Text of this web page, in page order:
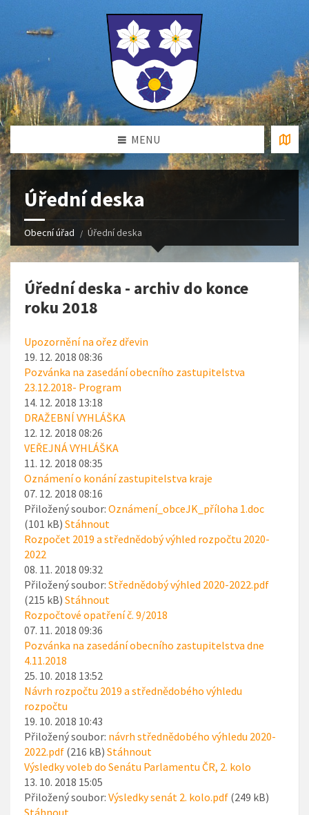
MENU
Úřední deska
Obecní úřad Úřední deska
Úřední deska - archiv do konce
roku 2018
Upozornění na ořez dřevin
19. 12. 2018 08:36
Pozvánka na zasedání obecního zastupitelstva
23.12.2018- Program
14. 12. 2018 13:18
DRAŽEBNÍ VYHLÁŠKA
12. 12. 2018 08:26
VEŘEJNÁ VYHLÁŠKA
11. 12. 2018 08:35
Oznámení o konání zastupitelstva kraje
07. 12. 2018 08:16
Přiložený soubor: Oznámení_obceJK_příloha 1.doc
(101 kB) Stáhnout
Rozpočet 2019 a střednědobý výhled rozpočtu 2020-
2022
08. 11. 2018 09:32
Přiložený soubor: Střednědobý výhled 2020-2022.pdf
(215 kB) Stáhnout
Rozpočtové opatření č. 9/2018
07. 11. 2018 09:36
Pozvánka na zasedání obecního zastupitelstva dne
4.11.2018
25. 10. 2018 13:52
Návrh rozpočtu 2019 a střednědobého výhledu
rozpočtu
19. 10. 2018 10:43
Přiložený soubor: návrh střednědobého výhledu 2020-
2022.pdf (216 kB) Stáhnout
Výsledky voleb do Senátu Parlamentu ČR, 2. kolo
13. 10. 2018 15:05
Přiložený soubor: Výsledky senát 2. kolo.pdf (249 kB)
Stáhnout